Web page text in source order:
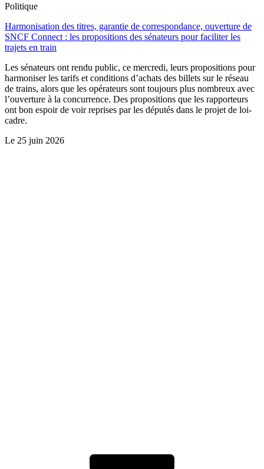
Politique
Harmonisation des titres, garantie de correspondance, ouverture de
SNCF Connect : les propositions des sénateurs pour faciliter les
trajets en train
Les sénateurs ont rendu public, ce mercredi, leurs propositions pour
harmoniser les tarifs et conditions d’achats des billets sur le réseau
de trains, alors que les opérateurs sont toujours plus nombreux avec
l’ouverture à la concurrence. Des propositions que les rapporteurs
ont bon espoir de voir reprises par les députés dans le projet de loi-
cadre.
Le 25 juin 2026